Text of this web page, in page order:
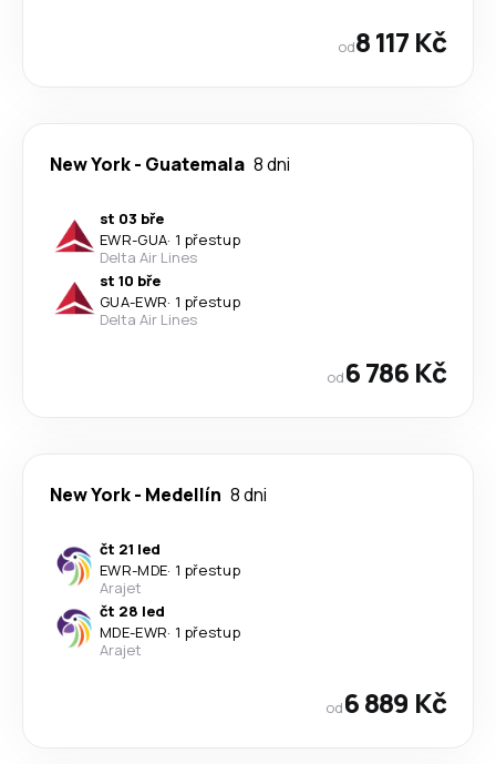
od8 117 Kč
New York- Guatemala 8 dni
st 03 bře
EWR-GUA· 1 přestup
Delta Air Lines
st 10 bře
GUA-EWR· 1 přestup
Delta Air Lines
od6 786 Kč
New York- Medellín 8 dni
čt 21 led
EWR-MDE· 1 přestup
Arajet
čt 28 led
MDE-EWR· 1 přestup
Arajet
od6 889 Kč